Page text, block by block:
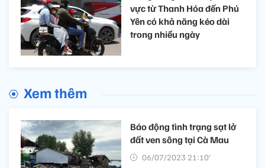
vực từ Thanh Hóa đến Phú
Yên có khả năng kéo dài
trong nhiều ngày
Xem thêm
Báo động tình trạng sạt lở
đất ven sông tại Cà Mau
06/07/2023 21:10’